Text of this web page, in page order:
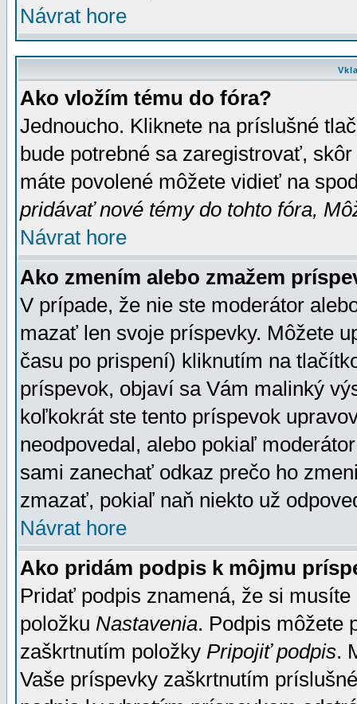
Návrat hore
Ako vložím tému do fóra?
Jednoucho. Kliknete na príslušné
bude potrebné sa zaregistrovať,
máte povolené môžete vidieť na
pridávať nové témy do tohto fóra,
Návrat hore
Ako zmením alebo zmažem
V prípade, že nie ste moderátor
mazať len svoje príspevky. Môžete
času po prispení) kliknutím na
príspevok, objaví sa Vám malinký
koľkokrát ste tento príspevok
neodpovedal, alebo pokiaľ
sami zanechať odkaz prečo ho
zmazať, pokiaľ naň niekto už
Návrat hore
Ako pridám podpis k môjmu
Pridať podpis znamená, že si
položku Nastavenia. Podpis môžete
zaškrtnutím položky Pripojiť podpis.
Vaše príspevky zaškrtnutím